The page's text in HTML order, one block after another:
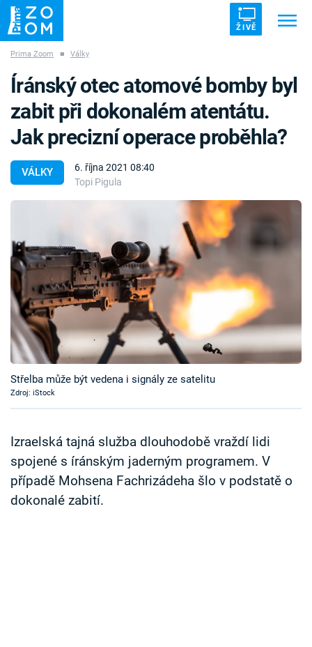
ŽIVĚ
ZÁHADY VETŘELCI DÁVNOVĚKU
Témata
Pořady
TV Program
Časopis
Sledujte prima+
Sledujte nás
Prima Zoom ■ Války
VÁLKY
6. října 2021 08:40
Topi Pigula
Íránský otec atomové bomby byl
zabit při dokonalém atentátu.
Jak precizní operace proběhla?
Střelba může být vedena i signály ze satelitu
Zdroj: iStock
Izraelská tajná služba dlouhodobě vraždí lidi
spojené s íránským jaderným programem. V
případě Mohsena Fachrizádeha šlo v podstatě o
dokonalé zabití.